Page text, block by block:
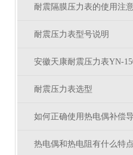
耐震隔膜压力表的使用注
耐震压力表型号说明
安徽天康耐震压力表YN-
耐震压力表选型
如何正确使用热电偶补偿
热电偶和热电阻有什么特点